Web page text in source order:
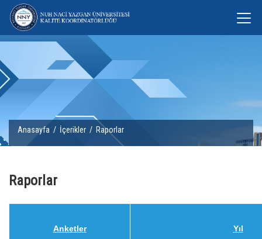
Anasayfa / İçerikler / Raporlar
Raporlar
Anketler Yıl